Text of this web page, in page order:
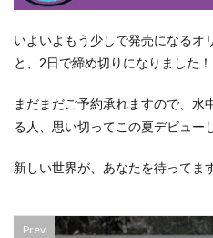
いよいよもう少しで発売になるオ
と、2日で締め切りになりました！
まだまだご予約承れますので、水
る人、思い切ってこの夏デビュー
新しい世界が、あなたを待ってま
Prev